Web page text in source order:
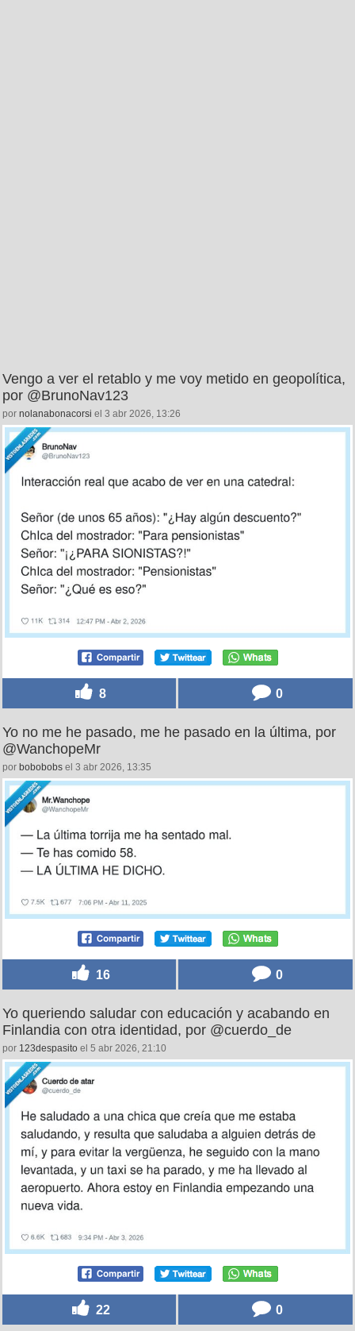
Vengo a ver el retablo y me voy metido en geopolítica,
por @BrunoNav123
por nolanabonacorsi el 3 abr 2026, 13:26
8 0
Yo no me he pasado, me he pasado en la última, por
@WanchopeMr
por bobobobs el 3 abr 2026, 13:35
16 0
Yo queriendo saludar con educación y acabando en
Finlandia con otra identidad, por @cuerdo_de
por 123despasito el 5 abr 2026, 21:10
22 0